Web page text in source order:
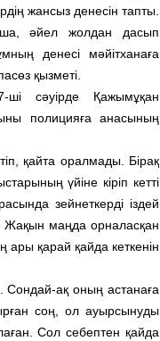
жансыз денесін тапты.
әйел жолдан дасып
денесі мәйітханаға
қызметі.
ші сәуірде Қажымұқан
полицияға анасының
қайта оралмады. Бірақ
үйіне кіріп кетті
зейнеткерді іздей
Жақын маңда орналасқан
ары қарай қайда кеткенін
Сондай-ақ оның астанаға
соң, ол ауырсынуды
Сол себептен қайда